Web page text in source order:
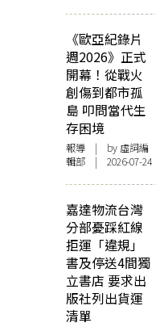
《歐亞紀錄片
週2026》正式
開幕！從戰火
創傷到都市孤
島 叩問當代生
存困境
報導 | by 虛詞編
輯部 | 2026-07-24
嘉達物流台灣
分部憂踩紅線
拒運「違規」
書及停送4間獨
立書店 要求出
版社列出貨運
清單